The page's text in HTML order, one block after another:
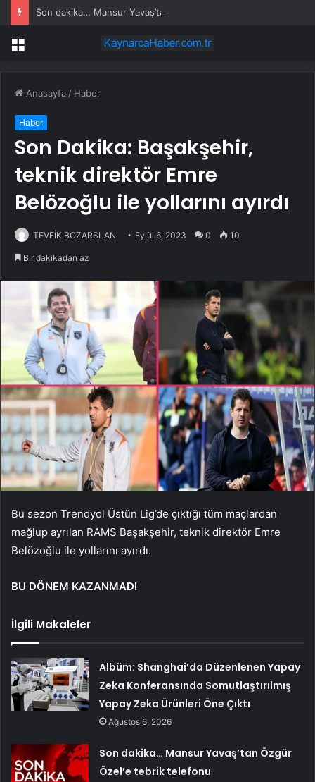
Menü
Anasayfa / Haber
Haber
Son Dakika: Başakşehir,
teknik direktör Emre
Belözoğlu ile yollarını ayırdı
TEVFİK BOZARSLAN Eylül 6, 2023 0 10
Bir dakikadan az
Bu sezon Trendyol Üstün Lig’de çıktığı tüm maçlardan
mağlup ayrılan RAMS Başakşehir, teknik direktör Emre
Belözoğlu ile yollarını ayırdı.
BU DÖNEM KAZANMADI
İlgili Makaleler
Albüm: Shanghai’da Düzenlenen Yapay
Zeka Konferansında Somutlaştırılmış
Yapay Zeka Ürünleri Öne Çıktı
Ağustos 6, 2026
Son dakika… Mansur Yavaş’tan Özgür
Özel’e tebrik telefonu